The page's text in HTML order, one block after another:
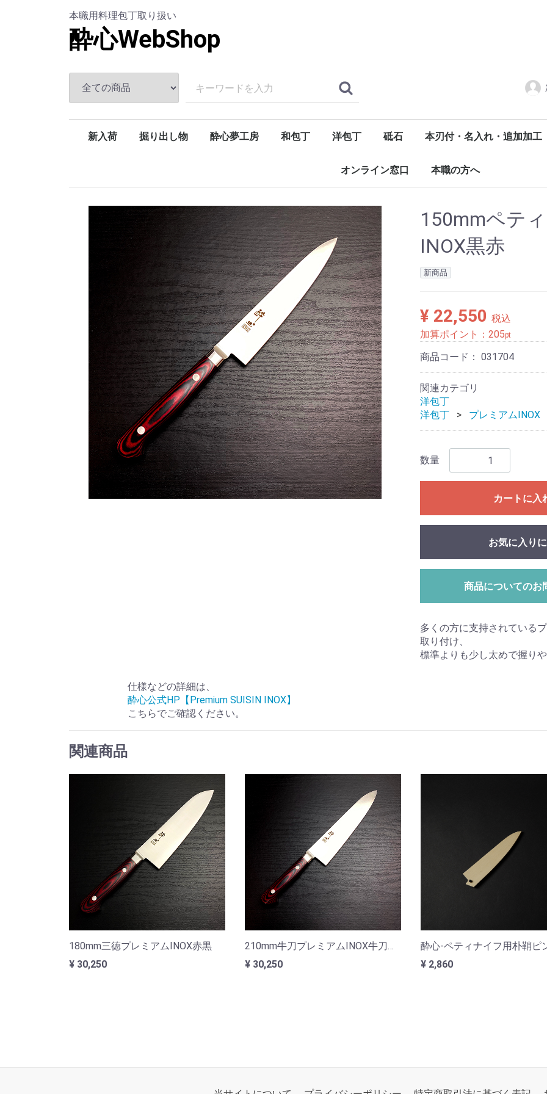
本職用料理包丁取り扱い
酔心WebShop
新入荷 掘り出し物 酔心夢工房 和包丁 洋包丁
プレミアムINOX
INOX
INOX-限定モデル
日本鋼
富樫ブラック
ダマスカス
砥石
天然砥石
仕上砥石
中砥石
面直し
荒砥石
ダイアモンド砥石
本刃付・名入れ・追加加工
オンライン窓口 本職の方へ
150mmペテ
INOX黒赤
新商品
¥ 22,550 税込
加算ポイント： 205pt
商品コード： 031704
関連カテゴリ
洋包丁
洋包丁
プレミアムINOX
数量
カートに入
お気に入り
商品についてのお
多くの方に支持されている
取り付け、
標準よりも少し太めで握り
仕様などの詳細は、
酔心公式HP【Premium SUISIN INOX】
こちらでご確認ください。
関連商品
180mm三徳プレミアムINOX赤黒
¥ 30,250
210mm牛刀プレミアムINOX牛刀赤黒
¥ 30,250
¥ 2,860